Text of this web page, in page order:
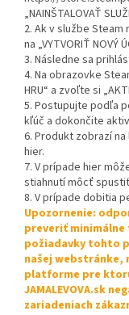
„NAINŠTALOVAŤ
2. Ak v službe
na „VYTVORIŤ
3. Následne sa
4. Na obrazovke
HRU“ a zvoľte si
5. Postupujte podľa
kľúč a dokončite
6. Produkt zobrazí
hier.
7. V prípade hier
stiahnutí môcť
8. V prípade dobitia
Upozornenie:
preveriť minimálne
požiadavky tohto
našej webstránke,
platforme pre
JAMALEVOVA.sk
zariadeniach